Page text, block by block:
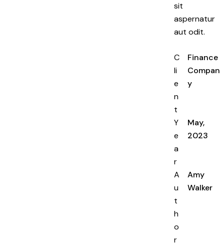
sit
aspernatur
aut odit.
C
li
e
n
t
Finance
Compan
y
Y
e
a
r
May,
2023
A
u
t
h
o
r
Amy
Walker